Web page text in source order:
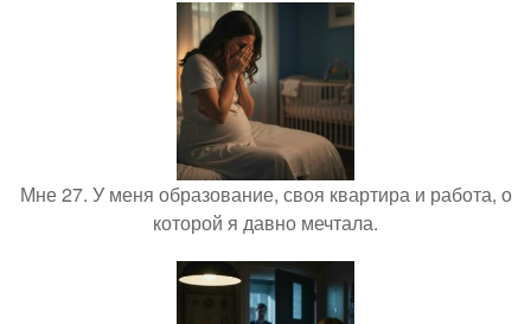
Мне 27. У меня образование, своя квартира и работа, о
которой я давно мечтала.